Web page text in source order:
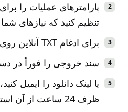
پارامترهای عملیات را
تنظیم کنید که نیازهای
برای ادغام TXT آنلاین روی دکمه کلیک کنید.
سند خروجی را فوراً در
یا لینک دانلود را ایمیل
ظرف 24 ساعت از آن استفاده کنید.